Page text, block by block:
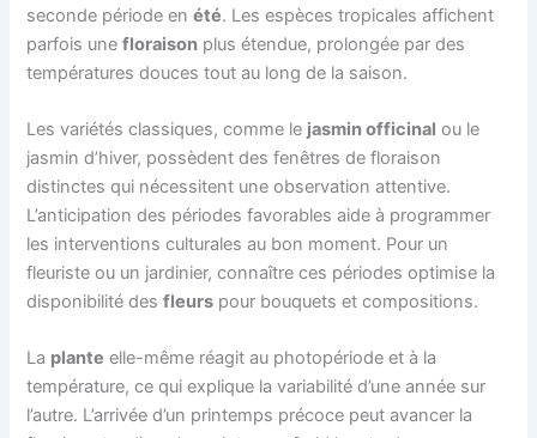
seconde période enété. Les espèces tropicales affichent
parfois unefloraison plus étendue, prolongée par des
températures douces tout au long de la saison.
Les variétés classiques, comme le jasmin officinal ou le
jasmin d’hiver, possèdent des fenêtres de floraison
distinctes qui nécessitent une observation attentive.
L’anticipation des périodes favorables aide à programmer
les interventions culturales au bon moment. Pour un
fleuriste ou un jardinier, connaître ces périodes optimise la
disponibilité desfleurs pour bouquets et compositions.
La plante elle-même réagit au photopériode et à la
température, ce qui explique la variabilité d’une année sur
l’autre. L’arrivée d’un printemps précoce peut avancer la